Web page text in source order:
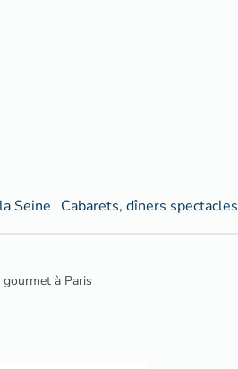
Seine Cabarets, dîners spectacles
gourmet à Paris